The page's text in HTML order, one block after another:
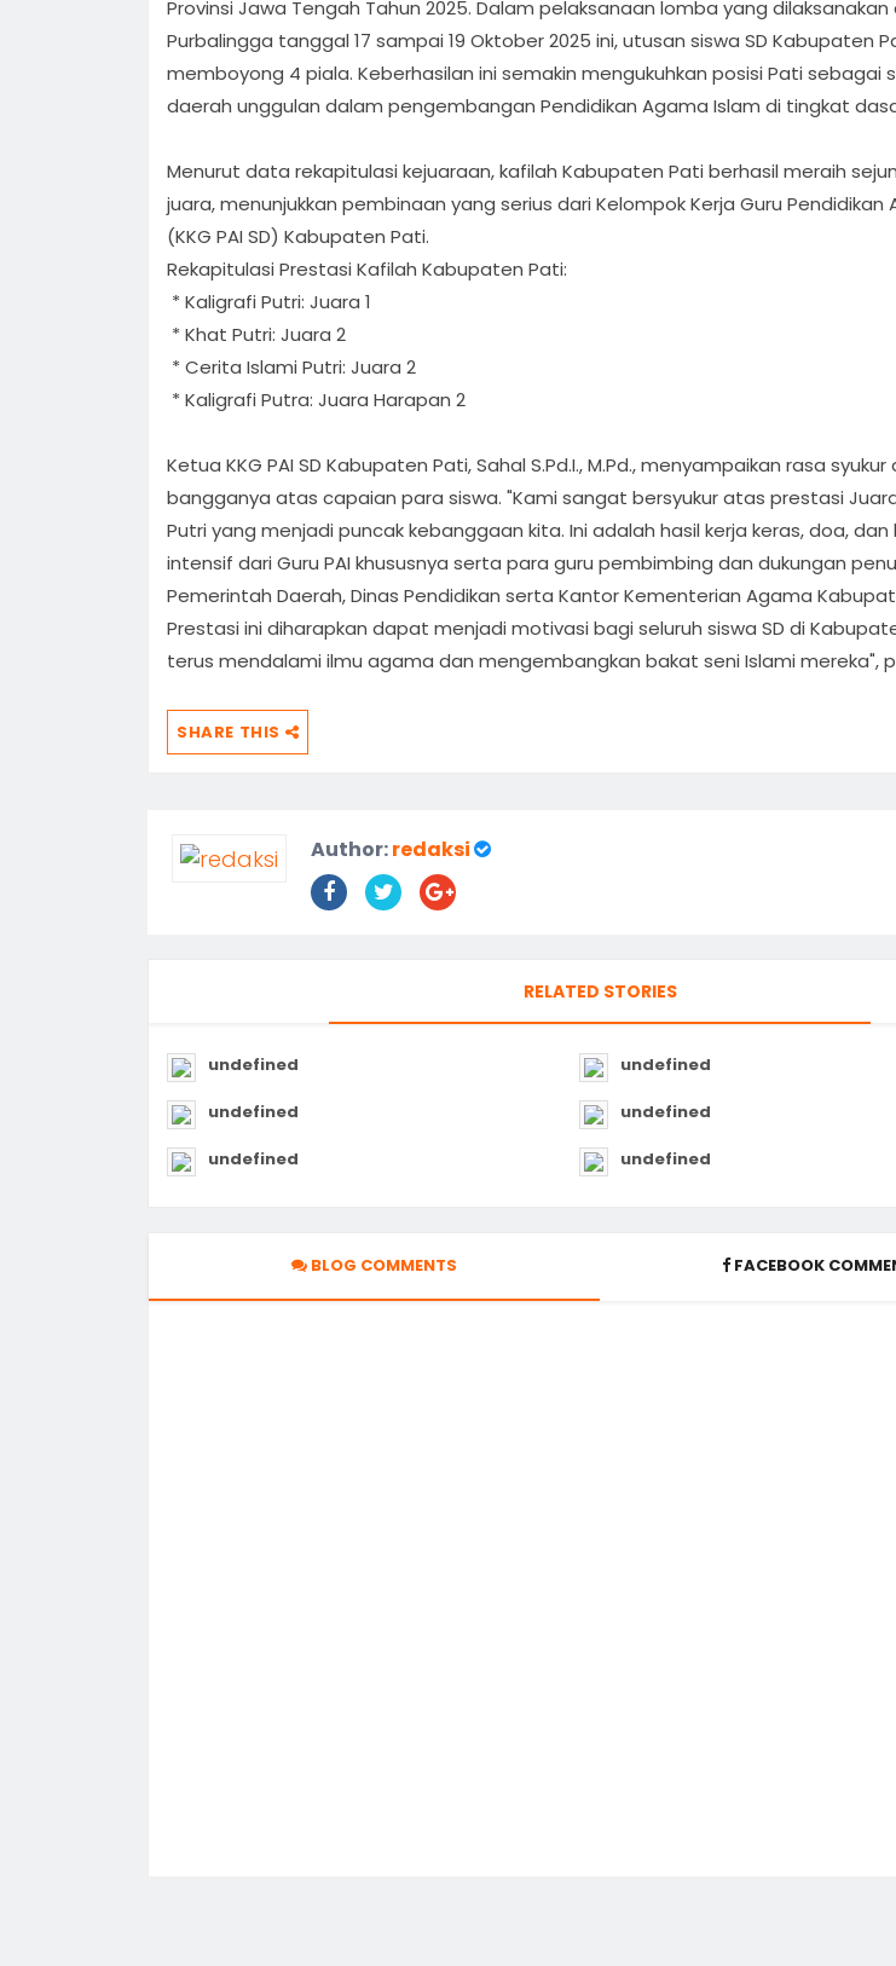
Provinsi Jawa Tengah Tahun 2025. Dalam pelaksanaan lomba yang
Purbalingga tanggal 17 sampai 19 Oktober 2025 ini, utusan siswa SD Kabupaten
memboyong 4 piala. Keberhasilan ini semakin mengukuhkan posisi Pati sebagai
daerah unggulan dalam pengembangan Pendidikan Agama Islam di tingkat
Menurut data rekapitulasi kejuaraan, kafilah Kabupaten Pati berhasil meraih
juara, menunjukkan pembinaan yang serius dari Kelompok Kerja Guru Pendidikan
(KKG PAI SD) Kabupaten Pati.
Rekapitulasi Prestasi Kafilah Kabupaten Pati:
* Kaligrafi Putri: Juara 1
* Khat Putri: Juara 2
* Cerita Islami Putri: Juara 2
* Kaligrafi Putra: Juara Harapan 2
Ketua KKG PAI SD Kabupaten Pati, Sahal S.Pd.I., M.Pd., menyampaikan rasa syukur
bangganya atas capaian para siswa. "Kami sangat bersyukur atas prestasi
Putri yang menjadi puncak kebanggaan kita. Ini adalah hasil kerja keras, doa,
intensif dari Guru PAI khususnya serta para guru pembimbing dan dukungan
Pemerintah Daerah, Dinas Pendidikan serta Kantor Kementerian Agama
Prestasi ini diharapkan dapat menjadi motivasi bagi seluruh siswa SD di
terus mendalami ilmu agama dan mengembangkan bakat seni Islami mereka",
SHARE THIS
Author:redaksi
RELATED STORIES
undefined undefined
undefined undefined
undefined undefined
BLOG COMMENTS FACEBOOK